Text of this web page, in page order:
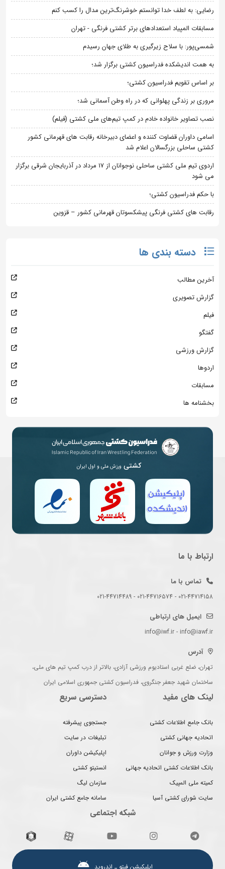
رضایی: به لطف خدا توانستم خوشرنگ‌ترین مدال را کسب کنم
مسابقات المپیاد استعدادهای برتر کشتی فرنگی - تهران
شمسی‌پور: با سلاح زیرگیری به طلای جهان رسیدم
به همت اندیشکده فدراسیون کشتی برگزار شد؛
بر اساس تقویم فدراسیون کشتی؛
مروری بر زندگی پهلوانی که در راه وطن آسمانی شد؛
نصب تصاویر خانواده خادم در کمپ تیم‌های ملی کشتی (فیلم)
اسامی داوران قضاوت کننده و اعضای دبیرخانه رقابت های قهرمانی کشور
کشتی ساحلی بزرگسالان اعلام شد
اردوی تیم ملی کشتی ساحلی نوجوانان از 17 مرداد در آذربایجان شرقی برگزار
می شود
با حکم فدراسیون کشتی؛
رقابت های کشتی فرنگی پیشکسوتان قهرمانی کشور – قزوین
دسته بندی ها
آخرین مطالب
گزارش تصویری
فیلم
گفتگو
گزارش ورزشی
اردوها
مسابقات
بخشنامه ها
کشتی ورزش ملی و اول ایران
ارتباط با ما
تماس با ما
021-44714158 - 021-44716574 - 021-44714489
ایمیل های ارتباطی
info@iwf.ir - info@iawf.ir
آدرس
تهران، ضلع غربی استادیوم ورزشی آزادی، بالاتر از درب کمپ تیم های ملی،
ساختمان شهید جعفر جنگروی، فدراسیون کشتی جمهوری اسلامی ایران
لینک های مفید
بانک جامع اطلاعات کشتی
اتحادیه جهانی کشتی
وزارت ورزش و جوانان
بانک اطلاعات کشتی اتحادیه جهانی
کمیته ملی المپیک
سایت شورای کشتی آسیا
دسترسی سریع
جستجوی پیشرفته
تبلیغات در سایت
اپلیکیشن داوران
انستیتو کشتی
سازمان لیگ
سامانه جامع کشتی ایران
شبکه اجتماعی
اپلیکیشن فیتو ـ اندروید